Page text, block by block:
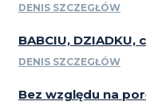
DENIS SZCZEGŁÓW
BABCIU, DZIADKU,
DENIS SZCZEGŁÓW
Bez względu na